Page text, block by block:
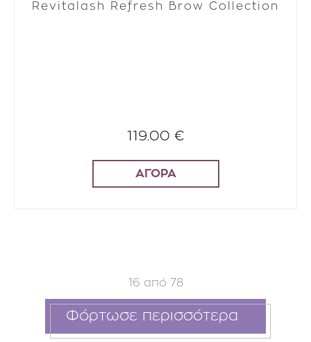
Revitalash Refresh Brow Collection
119.00 €
ΑΓΟΡΑ
16 από 78
Φόρτωσε περισσότερα